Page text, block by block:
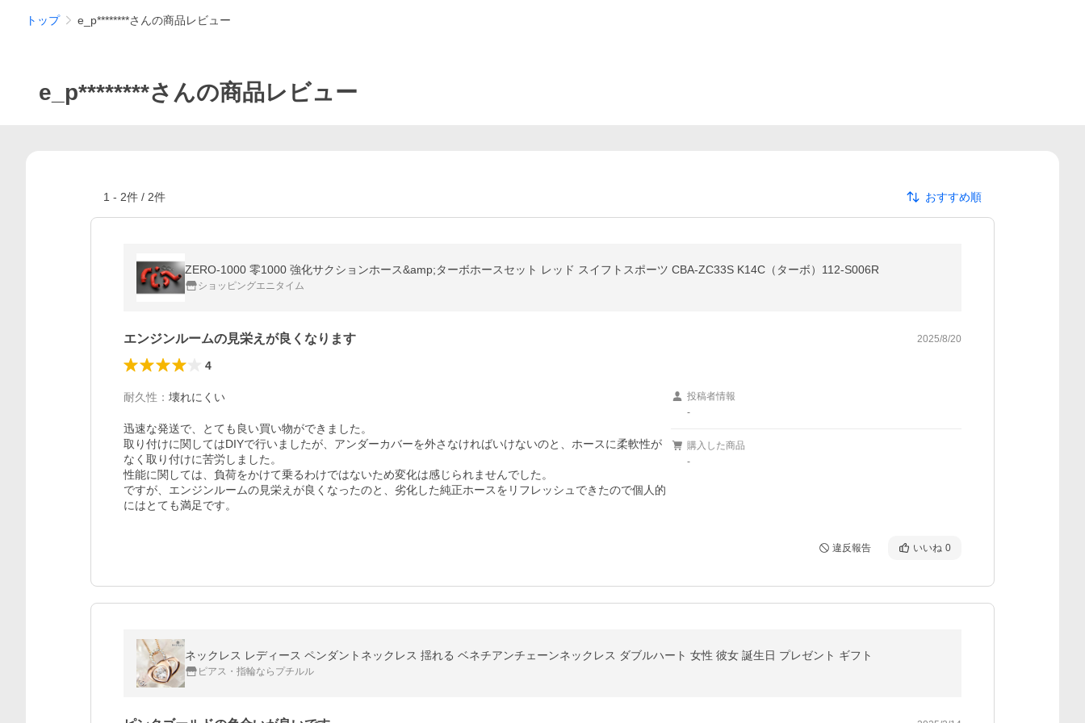
トップ e_p********さんの商品レビュー
e_p********さんの商品レビュー
1 - 2件 / 2件 おすすめ順
ZERO-1000 零1000 強化サクションホース&amp;ターボホースセット レッド スイフトスポーツ CBA-ZC33S K14C（ターボ）112-S006R
ショッピングエニタイム
エンジンルームの見栄えが良くなります 2025/8/20
4
耐久性 ： 壊れにくい
迅速な発送で、とても良い買い物ができました。
取り付けに関してはDIYで行いましたが、アンダーカバーを外さなければいけないのと、ホースに柔軟性が
なく取り付けに苦労しました。
性能に関しては、負荷をかけて乗るわけではないため変化は感じられませんでした。
ですが、エンジンルームの見栄えが良くなったのと、劣化した純正ホースをリフレッシュできたので個人的
にはとても満足です。
投稿者情報
-
購入した商品
-
違反報告 いいね 0
ネックレス レディース ペンダントネックレス 揺れる ベネチアンチェーンネックレス ダブルハート 女性 彼女 誕生日 プレゼント ギフト
ピアス・指輪ならプチルル